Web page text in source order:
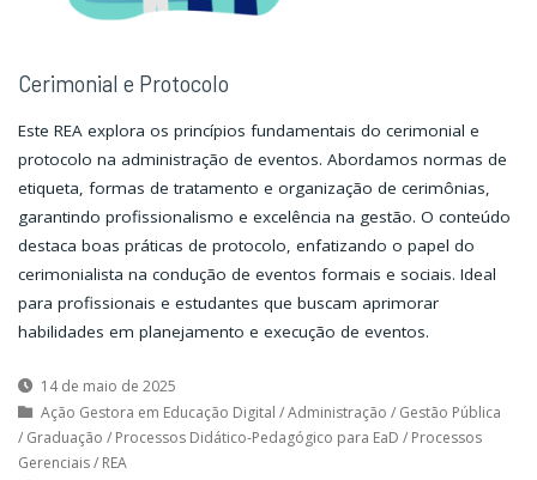
Cerimonial e Protocolo
Este REA explora os princípios fundamentais do cerimonial e
protocolo na administração de eventos. Abordamos normas de
etiqueta, formas de tratamento e organização de cerimônias,
garantindo profissionalismo e excelência na gestão. O conteúdo
destaca boas práticas de protocolo, enfatizando o papel do
cerimonialista na condução de eventos formais e sociais. Ideal
para profissionais e estudantes que buscam aprimorar
habilidades em planejamento e execução de eventos.
14 de maio de 2025
Ação Gestora em Educação Digital /Administração / Gestão Pública
/ Graduação / Processos Didático-Pedagógico para EaD / Processos
Gerenciais/ REA